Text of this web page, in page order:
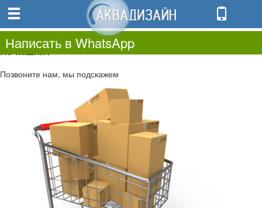
0.00
0
Не нашли?
Позвоните нам, мы подскажем
Написать в WhatsApp